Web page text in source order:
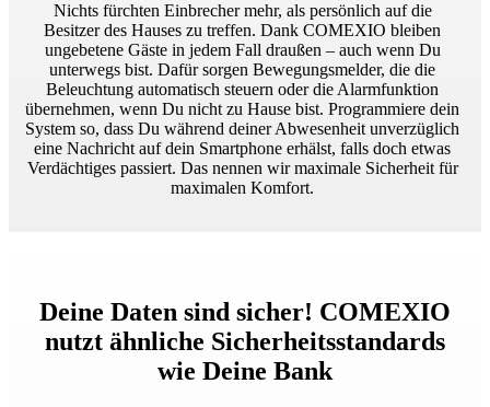
Nichts fürchten Einbrecher mehr, als persönlich auf die
Besitzer des Hauses zu treffen. Dank COMEXIO bleiben
ungebetene Gäste in jedem Fall draußen – auch wenn Du
unterwegs bist. Dafür sorgen Bewegungsmelder, die die
Beleuchtung automatisch steuern oder die Alarmfunktion
übernehmen, wenn Du nicht zu Hause bist. Programmiere dein
System so, dass Du während deiner Abwesenheit unverzüglich
eine Nachricht auf dein Smartphone erhälst, falls doch etwas
Verdächtiges passiert. Das nennen wir maximale Sicherheit für
maximalen Komfort.
Deine Daten sind sicher! COMEXIO
nutzt ähnliche Sicherheitsstandards
wie Deine Bank